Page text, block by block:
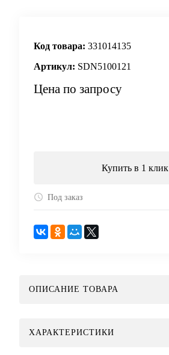
Код товара: 331014135
Артикул: SDN5100121
Цена по запросу
Купить в 1 клик
Под заказ
ОПИСАНИЕ ТОВАРА
ХАРАКТЕРИСТИКИ